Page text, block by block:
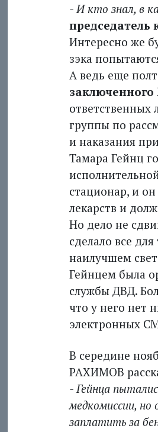
- И кто знал, в
Интересно же
зэка
А ведь еще
ответственных
группы по
и наказания
Тамара Гейнц
стационар, и
лекарств и
Но дело не
сделало все
наилучшем
Гейн­цем была
службы ДВД.
что у него нет
элект­ронных
В середине
РАХИМОВ
- Гейнца
медкомиссии, но
заплатить за